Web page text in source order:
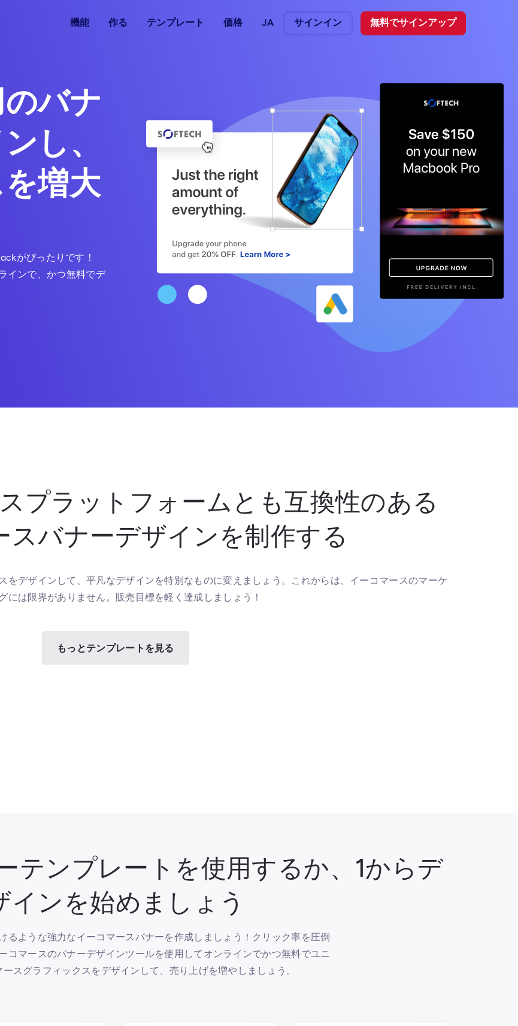
機能 作る テンプレート 価格 JA サインイン 無料でサインアップ
バナ
し、
増大
がぴったりです！
インで、かつ無料でデ
プラットフォームとも互換性のある
スバナーデザインを制作する
をデザインして、平凡なデザインを特別なものに変えましょう。これからは、イーコマースのマーケ
には限界がありません。販売目標を軽く達成しましょう！
もっとテンプレートを見る
テンプレートを使用するか、1からデ
インを始めましょう
るような強力なイーコマースバナーを作成しましょう！クリック率を圧倒
コマースのバナーデザインツールを使用してオンラインでかつ無料でユニ
スグラフィックスをデザインして、売り上げを増やしましょう。